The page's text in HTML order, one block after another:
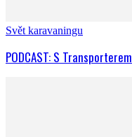
Svět karavaningu
PODCAST: S